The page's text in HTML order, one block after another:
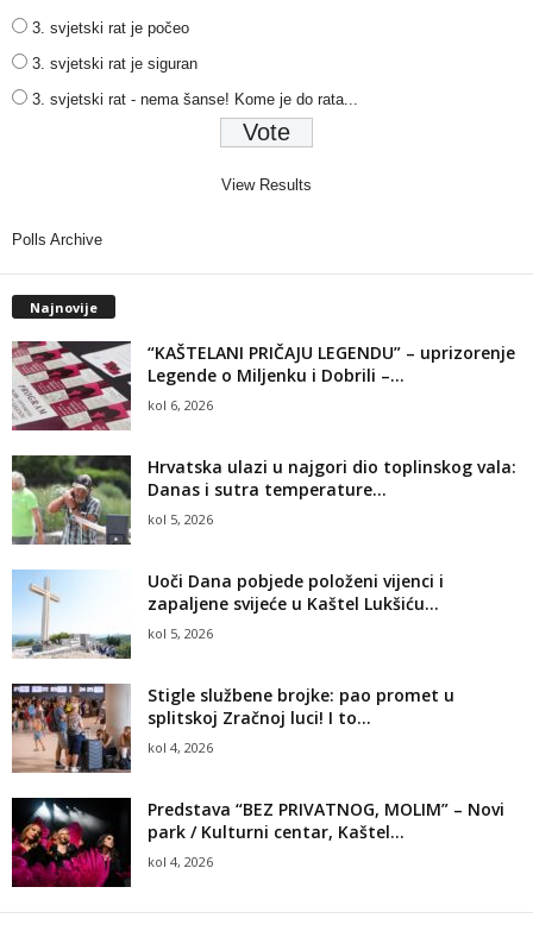
3. svjetski rat je počeo
3. svjetski rat je siguran
3. svjetski rat - nema šanse! Kome je do rata...
View Results
Polls Archive
Najnovije
“KAŠTELANI PRIČAJU LEGENDU” – uprizorenje
Legende o Miljenku i Dobrili –...
kol 6, 2026
Hrvatska ulazi u najgori dio toplinskog vala:
Danas i sutra temperature...
kol 5, 2026
Uoči Dana pobjede položeni vijenci i
zapaljene svijeće u Kaštel Lukšiću...
kol 5, 2026
Stigle službene brojke: pao promet u
splitskoj Zračnoj luci! I to...
kol 4, 2026
Predstava “BEZ PRIVATNOG, MOLIM” – Novi
park / Kulturni centar, Kaštel...
kol 4, 2026